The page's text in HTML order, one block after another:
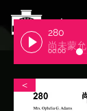
280
尚未蒙允
00:00
＜